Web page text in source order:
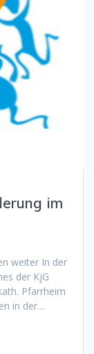
im
weiter In der
der KjG
Pfarrheim
in der…